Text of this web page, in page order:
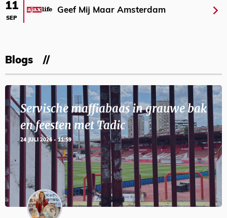
11
SEP
Geef Mij Maar Amsterdam
Blogs
Servische maffiabaas in grauwe bak
en feesten met Tadic
24 JULI 2026 - 11:59